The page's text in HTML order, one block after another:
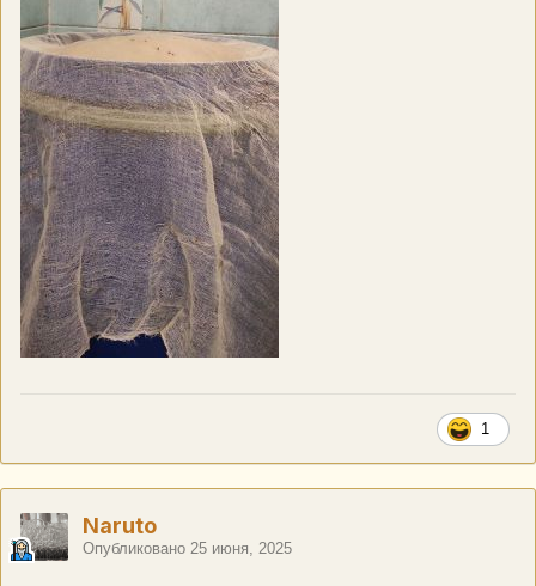
1
Naruto
Опубликовано 25 июня, 2025